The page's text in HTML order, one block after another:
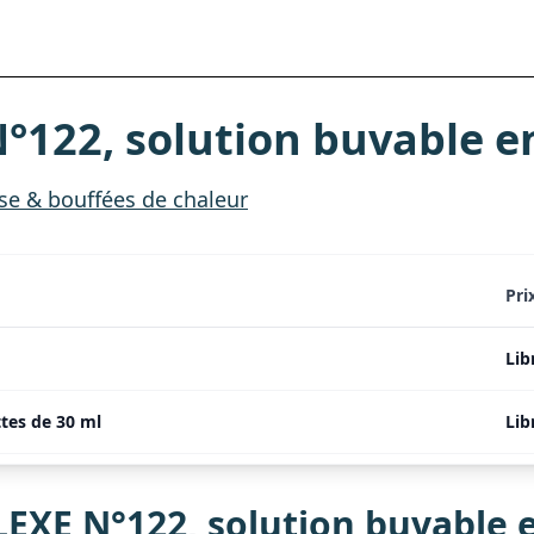
N°122, solution buvable
& bouffées de chaleur
de 30 ml
N°122, solution